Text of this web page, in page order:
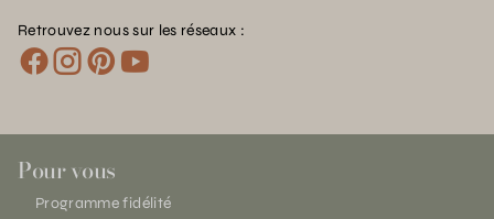
Retrouvez nous sur les réseaux :
Pour vous
Programme fidélité